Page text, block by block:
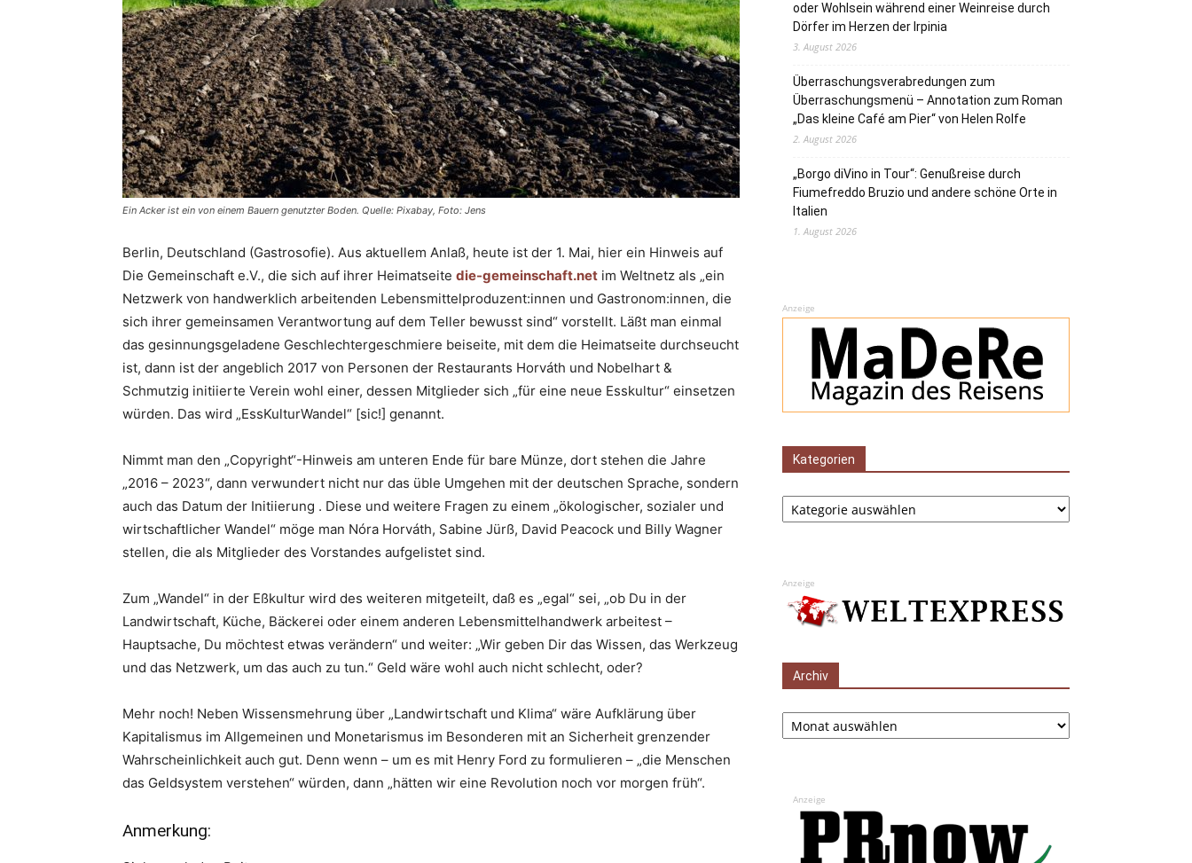
Ein Acker ist ein von einem Bauern genutzter Boden. Quelle: Pixabay, Foto: Jens
Berlin, Deutschland (Gastrosofie). Aus aktuellem Anlaß, heute ist der 1. Mai, hier ein Hinweis auf
Die Gemeinschaft e.V., die sich auf ihrer Heimatseite die-gemeinschaft.net im Weltnetz als „ein
Netzwerk von handwerklich arbeitenden Lebensmittelproduzent:innen und Gastronom:innen, die
sich ihrer gemeinsamen Verantwortung auf dem Teller bewusst sind“ vorstellt. Läßt man einmal
das gesinnungsgeladene Geschlechtergeschmiere beiseite, mit dem die Heimatseite durchseucht
ist, dann ist der angeblich 2017 von Personen der Restaurants Horváth und Nobelhart &
Schmutzig initiierte Verein wohl einer, dessen Mitglieder sich „für eine neue Esskultur“ einsetzen
würden. Das wird „EssKulturWandel“ [sic!] genannt.
Nimmt man den „Copyright“-Hinweis am unteren Ende für bare Münze, dort stehen die Jahre
„2016 – 2023“, dann verwundert nicht nur das üble Umgehen mit der deutschen Sprache, sondern
auch das Datum der Initiierung . Diese und weitere Fragen zu einem „ökologischer, sozialer und
wirtschaftlicher Wandel“ möge man Nóra Horváth, Sabine Jürß, David Peacock und Billy Wagner
stellen, die als Mitglieder des Vorstandes aufgelistet sind.
Zum „Wandel“ in der Eßkultur wird des weiteren mitgeteilt, daß es „egal“ sei, „ob Du in der
Landwirtschaft, Küche, Bäckerei oder einem anderen Lebensmittelhandwerk arbeitest –
Hauptsache, Du möchtest etwas verändern“ und weiter: „Wir geben Dir das Wissen, das Werkzeug
und das Netzwerk, um das auch zu tun.“ Geld wäre wohl auch nicht schlecht, oder?
Mehr noch! Neben Wissensmehrung über „Landwirtschaft und Klima“ wäre Aufklärung über
Kapitalismus im Allgemeinen und Monetarismus im Besonderen mit an Sicherheit grenzender
Wahrscheinlichkeit auch gut. Denn wenn – um es mit Henry Ford zu formulieren – „die Menschen
das Geldsystem verstehen“ würden, dann „hätten wir eine Revolution noch vor morgen früh“.
Anmerkung:
oder Wohlsein während einer Weinreise durch
Dörfer im Herzen der Irpinia
3. August 2026
Überraschungsverabredungen zum
Überraschungsmenü – Annotation zum Roman
„Das kleine Café am Pier“ von Helen Rolfe
2. August 2026
„Borgo diVino in Tour“: Genußreise durch
Fiumefreddo Bruzio und andere schöne Orte in
Italien
1. August 2026
Anzeige
Kategorien
Kategorien
Anzeige
Archiv
Archiv
Anzeige